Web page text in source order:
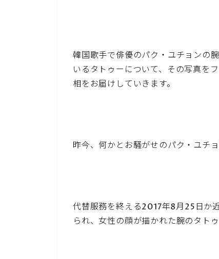
韓国歌手で俳優のパク・ユチョンの
いるタトゥーについて、その写真を
相をお届けしていきます。
昨今、何かとお騒がせのパク・ユチョ
代替服務を終える2017年8月25日か
られ、女性の顔が描かれた腕のタト